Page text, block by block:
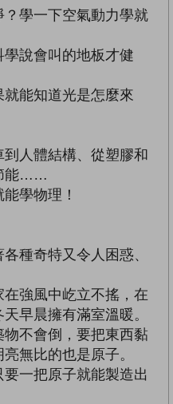
學一下空氣動力學就
說會叫的地板才健
能知道光是怎麼來
人體結構、從塑膠和
能……
學物理！
種奇特又令人困惑、
強風中屹立不搖，在
早晨擁有滿室溫暖。
不會倒，要把東西黏
無比的也是原子。
一把原子就能製造出